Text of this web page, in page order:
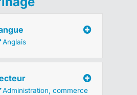
Anglais
Administration, commerce